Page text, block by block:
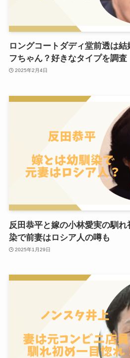
ロングコートダディ堂前透は
フちゃん？好きなタイプを調査
2025年2月4日
反田恭平と嫁の小林愛実の馴
染で前妻はロシア人の噂も
2025年1月29日